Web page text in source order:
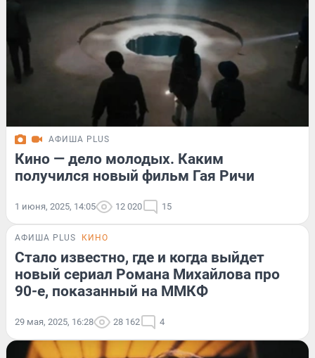
АФИША PLUS
Кино — дело молодых. Каким
получился новый фильм Гая Ричи
1 июня, 2025, 14:05 12 020 15
АФИША PLUS КИНО
Стало известно, где и когда выйдет
новый сериал Романа Михайлова про
90-е, показанный на ММКФ
29 мая, 2025, 16:28 28 162 4